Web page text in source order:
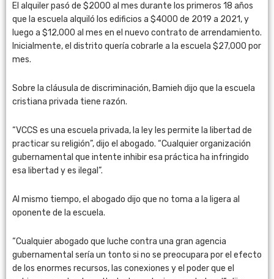
El alquiler pasó de $2000 al mes durante los primeros 18 años
que la escuela alquiló los edificios a $4000 de 2019 a 2021, y
luego a $12,000 al mes en el nuevo contrato de arrendamiento.
Inicialmente, el distrito quería cobrarle a la escuela $27,000 por
mes.
Sobre la cláusula de discriminación, Bamieh dijo que la escuela
cristiana privada tiene razón.
“VCCS es una escuela privada, la ley les permite la libertad de
practicar su religión”, dijo el abogado. “Cualquier organización
gubernamental que intente inhibir esa práctica ha infringido
esa libertad y es ilegal”.
Al mismo tiempo, el abogado dijo que no toma a la ligera al
oponente de la escuela.
“Cualquier abogado que luche contra una gran agencia
gubernamental sería un tonto si no se preocupara por el efecto
de los enormes recursos, las conexiones y el poder que el